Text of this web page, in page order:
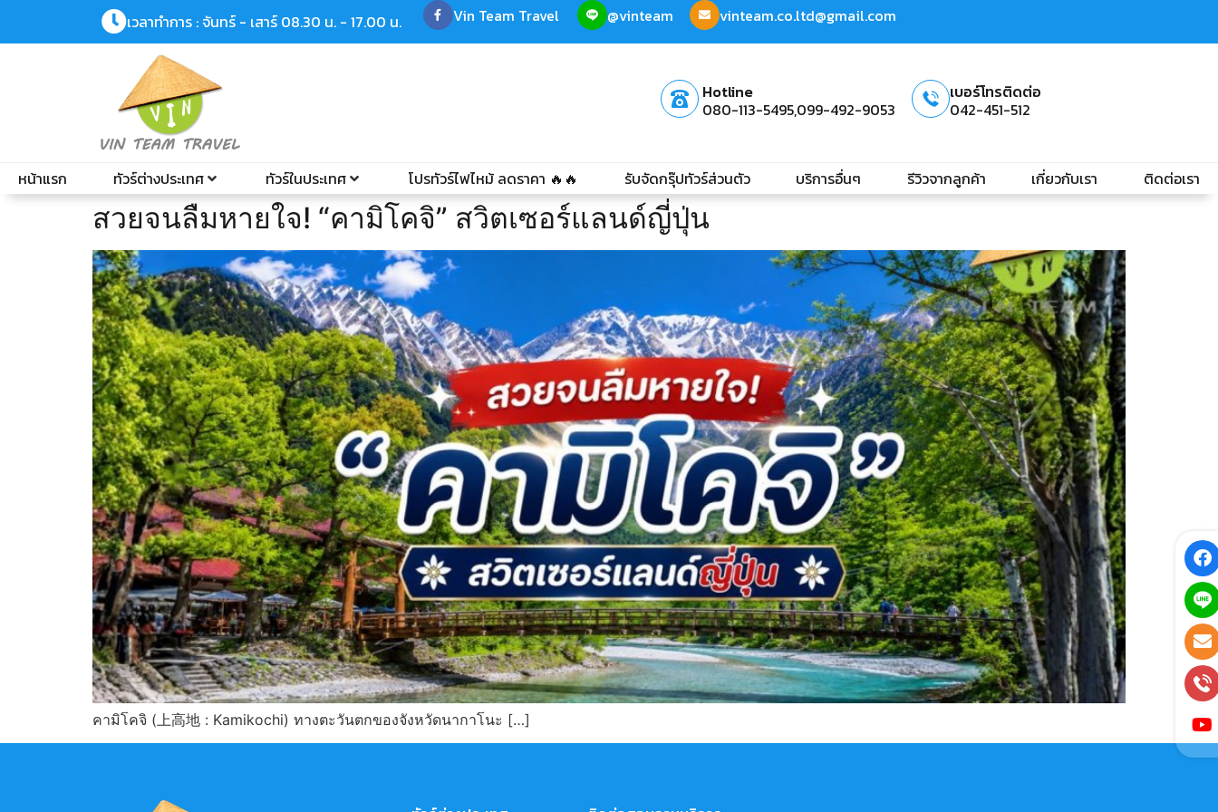
เวลาทำการ : จันทร์ - เสาร์ 08.30 น. - 17.00 น. Vin Team Travel @vinteam vinteam.co.ltd@gmail.com
Hotline
080-113-5495,099-492-9053
เบอร์โทรติดต่อ
042-451-512
หน้าแรก ทัวร์ต่างประเทศ ทัวร์ในประเทศ โปรทัวร์ไฟไหม้ ลดราคา 🔥🔥 รับจัดกรุ๊ปทัวร์ส่วนตัว บริการอื่นๆ รีวิวจากลูกค้า เกี่ยวกับเรา ติดต่อเรา
สวยจนลืมหายใจ! “คามิโคจิ” สวิตเซอร์แลนด์ญี่ปุ่น
คามิโคจิ (上高地 : Kamikochi) ทางตะวันตกของจังหวัดนากาโนะ […]